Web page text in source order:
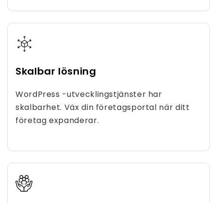
Skalbar lösning
WordPress -utvecklingstjänster har
skalbarhet. Väx din företagsportal när ditt
företag expanderar.